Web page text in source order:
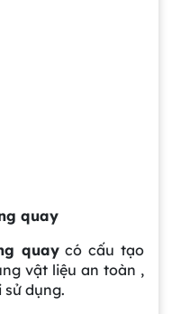
quay
quaycó cấu tạo
vật liệu an toàn ,
sử dụng.